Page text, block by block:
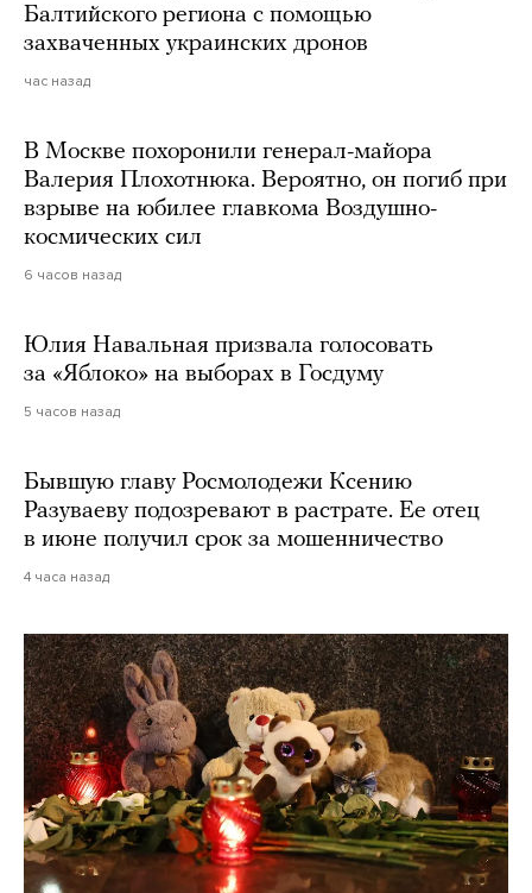
Балтийского региона с помощью
захваченных украинских дронов
час назад
В Москве похоронили генерал-майора
Валерия Плохотнюка. Вероятно, он погиб при
взрыве на юбилее главкома Воздушно-
космических сил
6 часов назад
Юлия Навальная призвала голосовать
за «Яблоко» на выборах в Госдуму
5 часов назад
Бывшую главу Росмолодежи Ксению
Разуваеву подозревают в растрате. Ее отец
в июне получил срок за мошенничество
4 часа назад